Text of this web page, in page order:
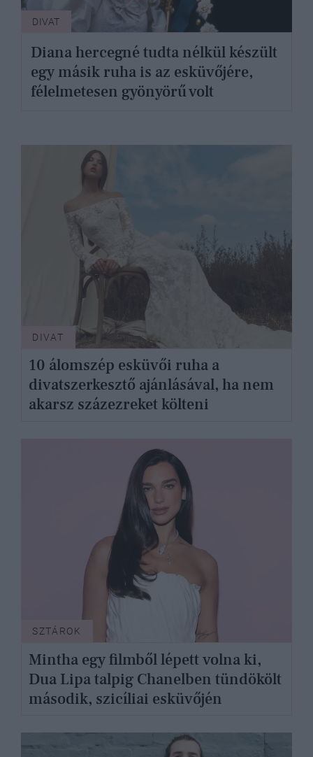
DIVAT
Diana hercegné tudta nélkül készült
egy másik ruha is az esküvőjére,
félelmetesen gyönyörű volt
DIVAT
10 álomszép esküvői ruha a
divatszerkesztő ajánlásával, ha nem
akarsz százezreket költeni
SZTÁROK
Mintha egy filmből lépett volna ki,
Dua Lipa talpig Chanelben tündökölt
második, szicíliai esküvőjén